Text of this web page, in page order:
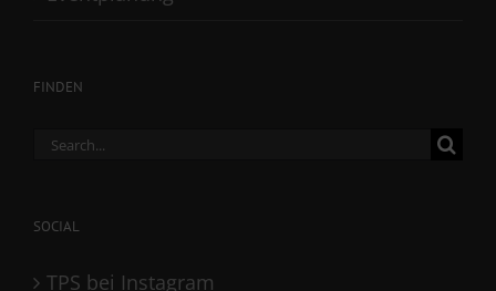
FINDEN
Search
SOCIAL
TPS bei Instagram